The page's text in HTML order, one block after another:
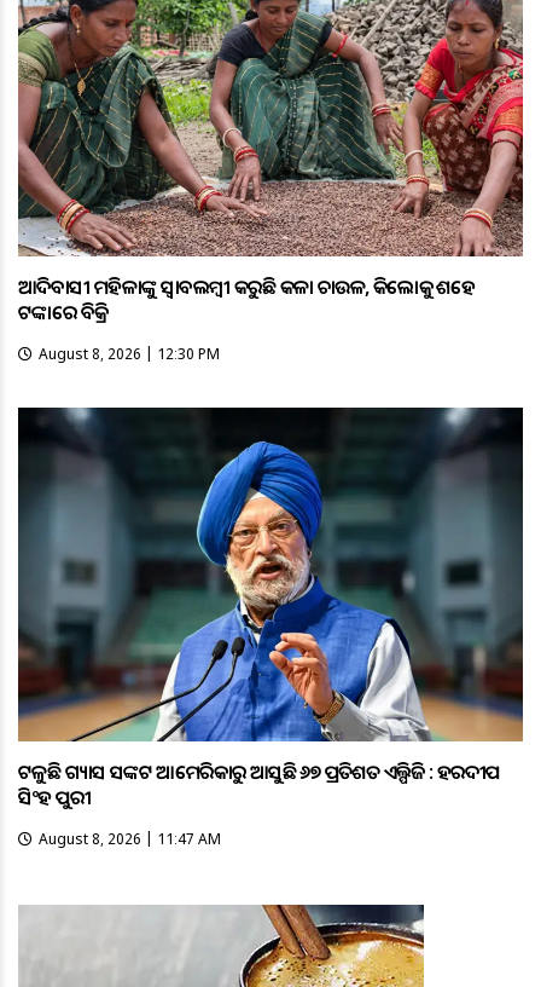
ଆଦିବାସୀ ମହିଳାଙ୍କୁ ସ୍ଵାବଲମ୍ଵୀ କରୁଛି କଳା ଚାଉଳ, କିଲୋକୁ ଶହେ
ଟଙ୍କାରେ ବିକ୍ରି
August 8, 2026 | 12:30 PM
ଟଳୁଛି ଗ୍ୟାସ ସଙ୍କଟ ଆମେରିକାରୁ ଆସୁଛି ୬୭ ପ୍ରତିଶତ ଏଲ୍ପିଜି : ହରଦୀପ
ସିଂହ ପୁରୀ
August 8, 2026 | 11:47 AM